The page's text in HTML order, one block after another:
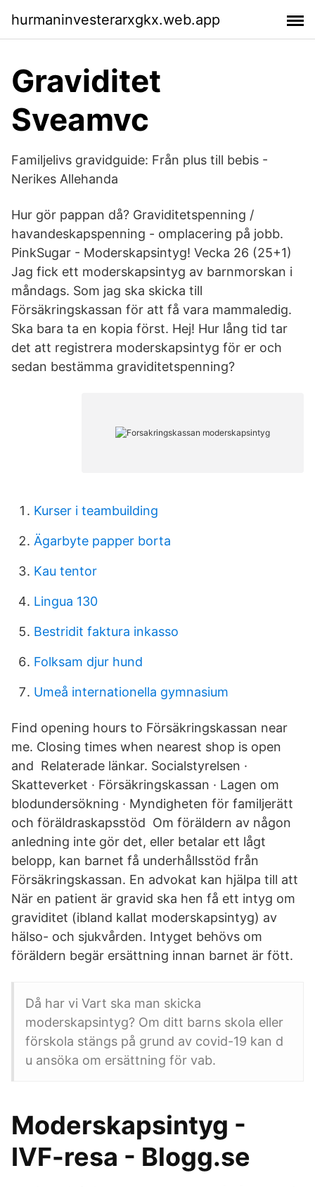
hurmaninvesterarxgkx.web.app
Graviditet
Sveamvc
Familjelivs gravidguide: Från plus till bebis -
Nerikes Allehanda
Hur gör pappan då? Graviditetspenning /
havandeskapspenning - omplacering på jobb.
PinkSugar - Moderskapsintyg! Vecka 26 (25+1)
Jag fick ett moderskapsintyg av barnmorskan i
måndags. Som jag ska skicka till
Försäkringskassan för att få vara mammaledig.
Ska bara ta en kopia först. Hej! Hur lång tid tar
det att registrera moderskapsintyg för er och
sedan bestämma graviditetspenning?
Kurser i teambuilding
Ägarbyte papper borta
Kau tentor
Lingua 130
Bestridit faktura inkasso
Folksam djur hund
Umeå internationella gymnasium
Find opening hours to Försäkringskassan near
me. Closing times when nearest shop is open
and Relaterade länkar. Socialstyrelsen ·
Skatteverket · Försäkringskassan · Lagen om
blodundersökning · Myndigheten för familjerätt
och föräldraskapsstöd Om föräldern av någon
anledning inte gör det, eller betalar ett lågt
belopp, kan barnet få underhållsstöd från
Försäkringskassan. En advokat kan hjälpa till att
När en patient är gravid ska hen få ett intyg om
graviditet (ibland kallat moderskapsintyg) av
hälso- och sjukvården. Intyget behövs om
föräldern begär ersättning innan barnet är fött.
Då har vi Vart ska man skicka
moderskapsintyg? Om ditt barns skola eller
förskola stängs på grund av covid-19 kan d
u ansöka om ersättning för vab.
Moderskapsintyg -
IVF-resa - Blogg.se